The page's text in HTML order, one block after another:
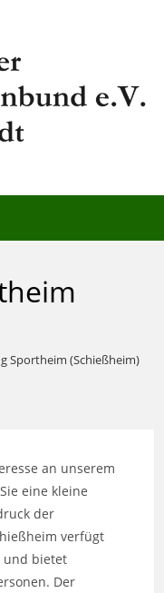
Sportheim (Schießheim)
an unserem
eine kleine
der
verfügt
und bietet
Der